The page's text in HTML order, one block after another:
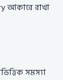
আকারে রাখা
সমস্যা